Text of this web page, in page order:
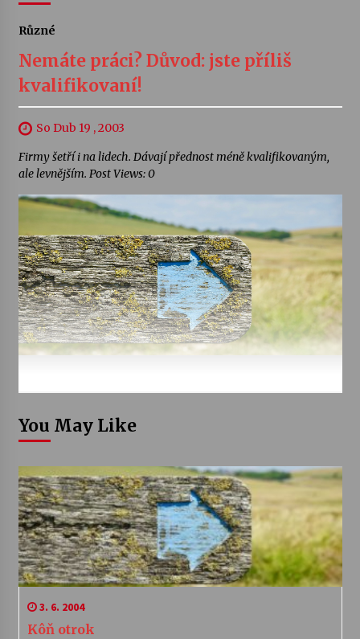
Různé
Nemáte práci? Důvod: jste příliš
kvalifikovaní!
So Dub 19 , 2003
Firmy šetří i na lidech. Dávají přednost méně kvalifikovaným,
ale levnějším. Post Views: 0
You May Like
3. 6. 2004
Kôň otrok